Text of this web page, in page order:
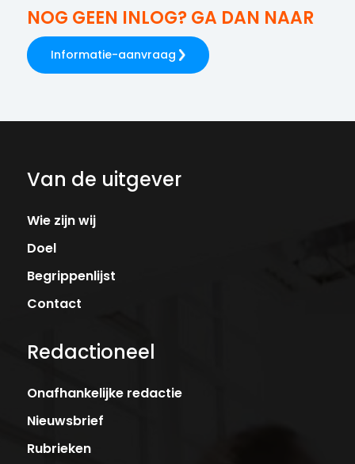
NOG GEEN INLOG? GA DAN NAAR
Informatie-aanvraag
Van de uitgever
Wie zijn wij
Doel
Begrippenlijst
Contact
Redactioneel
Onafhankelijke redactie
Nieuwsbrief
Rubrieken